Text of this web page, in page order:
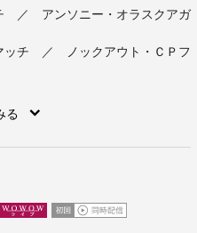
／ アンソニー・オラスクアガ
ッチ ／ ノックアウト・ＣＰフ
る